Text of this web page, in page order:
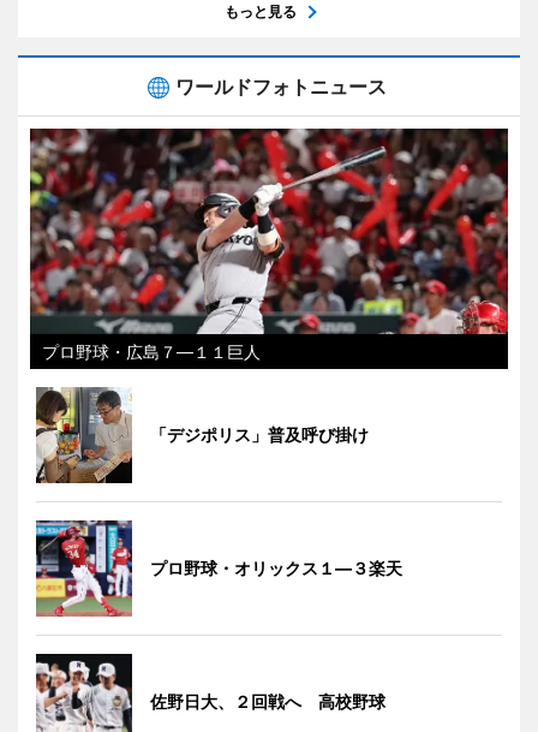
もっと見る
ワールドフォトニュース
プロ野球・広島７―１１巨人
「デジポリス」普及呼び掛け
プロ野球・オリックス１―３楽天
佐野日大、２回戦へ 高校野球